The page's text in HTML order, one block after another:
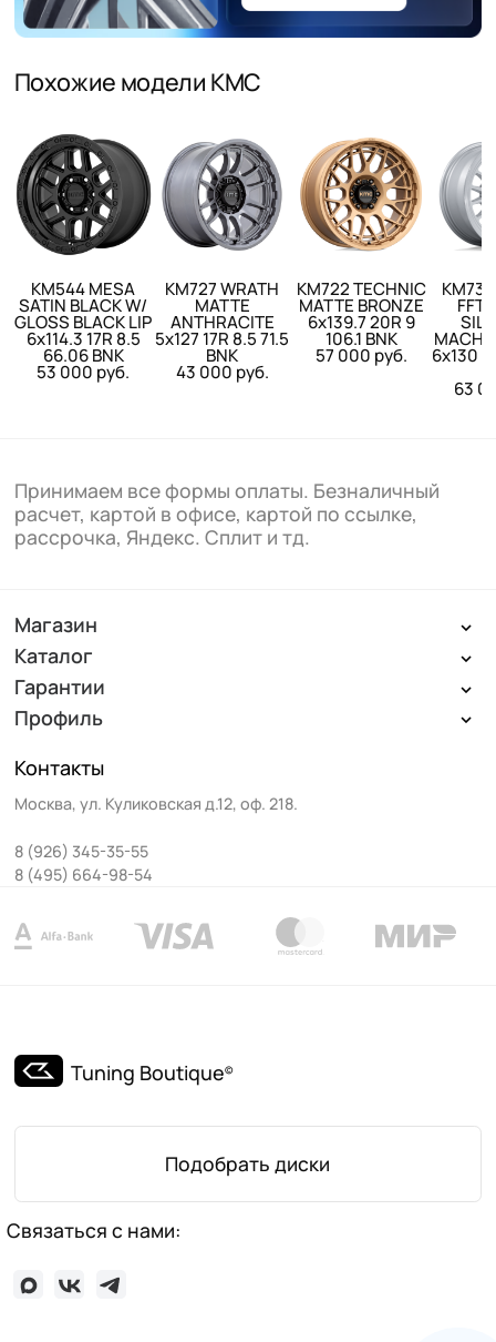
Похожие модели KMC
KM544 MESA
SATIN BLACK W/
GLOSS BLACK LIP
6x114.3 17R 8.5
66.06 BNK
53 000 руб.
KM727 WRATH
MATTE
ANTHRACITE
5x127 17R 8.5 71.5
BNK
43 000 руб.
KM722 TECHNIC
MATTE BRONZE
6x139.7 20R 9
106.1 BNK
57 000 руб.
FFT
6x130
63
Принимаем все формы оплаты. Безналичный
расчет, картой в офисе, картой по ссылке,
рассрочка, Яндекс. Сплит и тд.
Магазин
Каталог
Гарантии
Профиль
Контакты
Москва, ул. Куликовская д.12, оф. 218.
8 (926) 345-35-55
8 (495) 664-98-54
Tuning Boutique©
Подобрать диски
Связаться с нами: